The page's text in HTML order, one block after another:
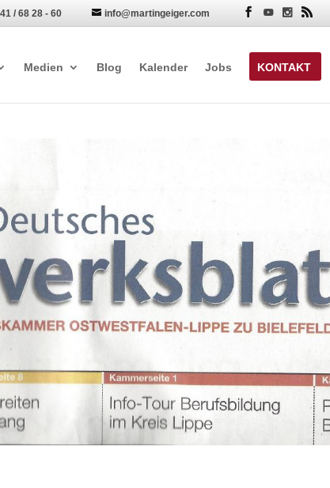
/ 68 28 - 60 info@martingeiger.com  
Medien Blog Kalender Jobs KONTAKT